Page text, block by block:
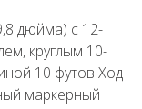
дюйма) с 12-
круглым 10-
10 футов Ход
маркерный